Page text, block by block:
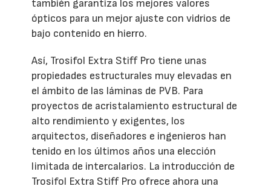
también garantiza los mejores valores
ópticos para un mejor ajuste con vidrios de
bajo contenido en hierro.
Así, Trosifol Extra Stiff Pro tiene unas
propiedades estructurales muy elevadas en
el ámbito de las láminas de PVB. Para
proyectos de acristalamiento estructural de
alto rendimiento y exigentes, los
arquitectos, diseñadores e ingenieros han
tenido en los últimos años una elección
limitada de intercalarios. La introducción de
Trosifol Extra Stiff Pro ofrece ahora una